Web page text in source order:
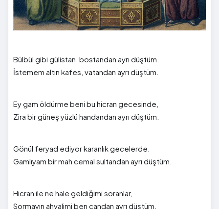
Bülbül gibi gülistan, bostandan ayrı düştüm.
İstemem altın kafes, vatandan ayrı düştüm.
Ey gam öldürme beni bu hicran gecesinde,
Zira bir güneş yüzlü handandan ayrı düştüm.
Gönül feryad ediyor karanlık gecelerde.
Gamlıyam bir mah cemal sultandan ayrı düştüm.
Hicran ile ne hale geldiğimi soranlar,
Sormayın ahvalimi ben candan ayrı düştüm.